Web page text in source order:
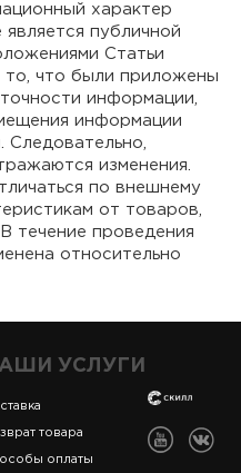
характер
публичной
Статьи
что были приложены
информации,
информации
Следовательно,
изменения.
по внешнему
от товаров,
течение проведения
относительно
УСЛУГИ
товара
оплаты